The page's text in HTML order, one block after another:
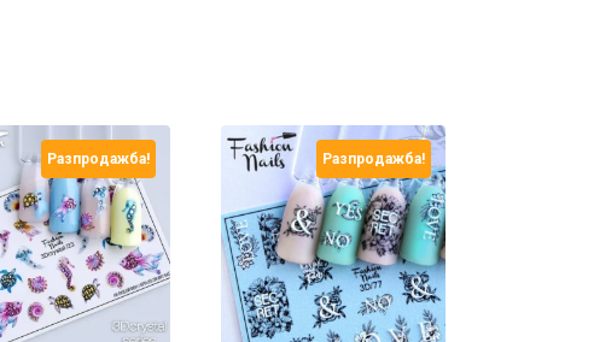
Разпродажба! Разпродажба!